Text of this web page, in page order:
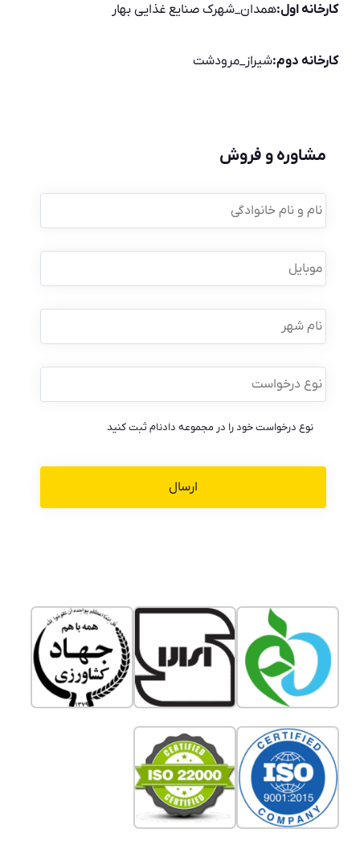
کارخانه اول:همدان_شهرک صنایع غذایی بهار
کارخانه دوم:شیراز_مرودشت
مشاوره و فروش
نام
و
نام
موبایل *
نام
شهر
نوع
درخواست *
نوع درخواست خود را در مجموعه دادنام ثبت کنید